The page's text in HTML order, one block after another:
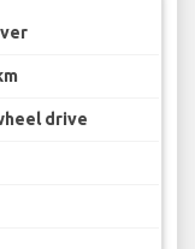
drive